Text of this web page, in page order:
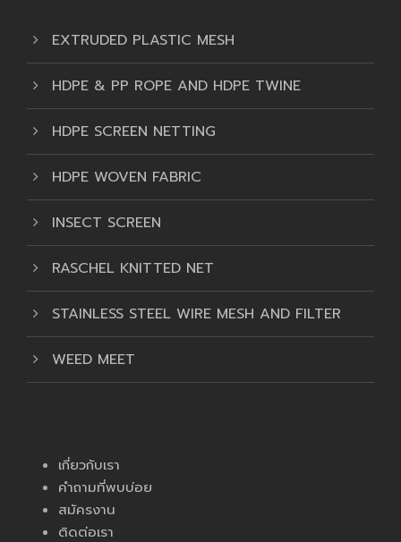
EXTRUDED PLASTIC MESH
HDPE & PP ROPE AND HDPE TWINE
HDPE SCREEN NETTING
HDPE WOVEN FABRIC
INSECT SCREEN
RASCHEL KNITTED NET
STAINLESS STEEL WIRE MESH AND FILTER
WEED MEET
เกี่ยวกับเรา
คำถามที่พบบ่อย
สมัครงาน
ติดต่อเรา